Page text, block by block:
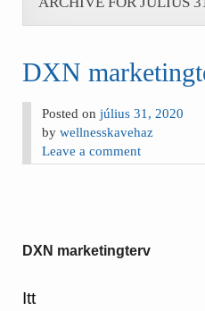
DXN
Posted onjúlius 31, 2020
bywellnesskavehaz
Leave a comment
DXN marketingterv
Itt